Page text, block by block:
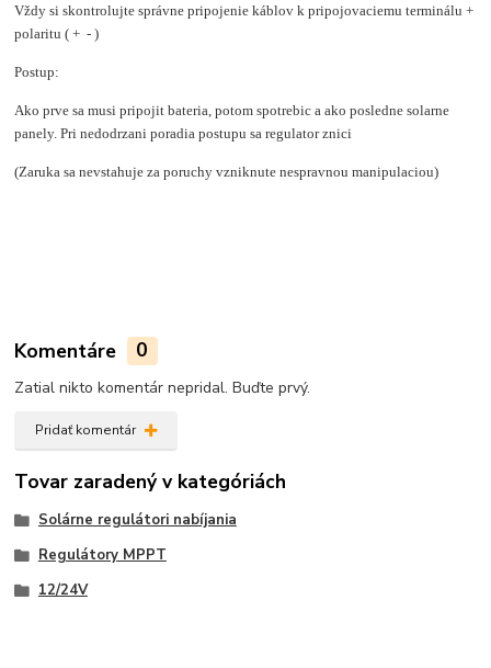
Vždy si skontrolujte správne pripojenie káblov k pripojovaciemu terminálu +
polaritu ( + - )
Postup:
Ako prve sa musi pripojit bateria, potom spotrebic a ako posledne solarne
panely. Pri nedodrzani poradia postupu sa regulator znici
(Zaruka sa nevstahuje za poruchy vzniknute nespravnou manipulaciou)
Komentáre 0
Zatial nikto komentár nepridal. Buďte prvý.
Pridať komentár
Tovar zaradený v kategóriách
Solárne regulátori nabíjania
Regulátory MPPT
12/24V